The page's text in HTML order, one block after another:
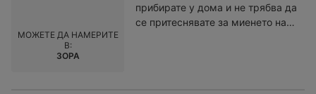
прибирате у дома и не трябва да
се притеснявате за миенето на
МОЖЕТЕ ДА НАМЕРИТЕ
В:
ЗОРА